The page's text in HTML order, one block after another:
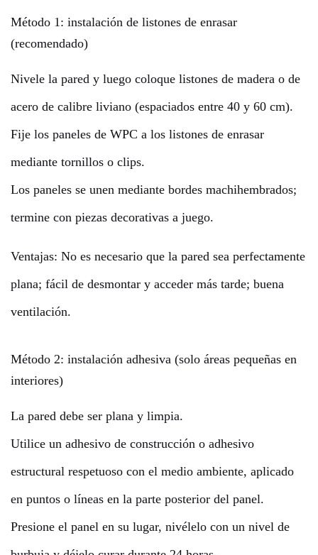
Método 1: instalación de listones de enrasar
(recomendado)
Nivele la pared y luego coloque listones de madera o de
acero de calibre liviano (espaciados entre 40 y 60 cm).
Fije los paneles de WPC a los listones de enrasar
mediante tornillos o clips.
Los paneles se unen mediante bordes machihembrados;
termine con piezas decorativas a juego.
Ventajas: No es necesario que la pared sea perfectamente
plana; fácil de desmontar y acceder más tarde; buena
ventilación.
Método 2: instalación adhesiva (solo áreas pequeñas en
interiores)
La pared debe ser plana y limpia.
Utilice un adhesivo de construcción o adhesivo
estructural respetuoso con el medio ambiente, aplicado
en puntos o líneas en la parte posterior del panel.
Presione el panel en su lugar, nivélelo con un nivel de